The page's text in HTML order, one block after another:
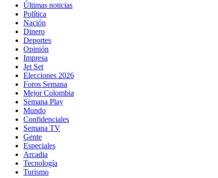
Últimas noticias
Política
Nación
Dinero
Deportes
Opinión
Impresa
Jet Set
Elecciones 2026
Foros Semana
Mejor Colombia
Semana Play
Mundo
Confidenciales
Semana TV
Gente
Especiales
Arcadia
Tecnología
Turismo